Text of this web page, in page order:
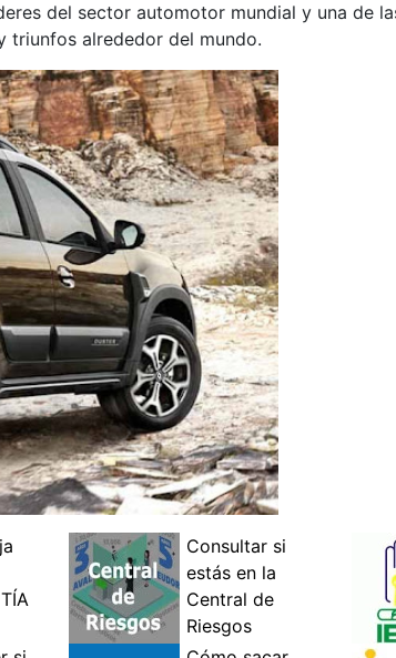
del sector automotor mundial y una de
triunfos alrededor del mundo.